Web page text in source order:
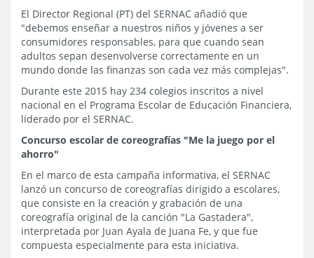
El Director Regional (PT) del SERNAC añadió que
"debemos enseñar a nuestros niños y jóvenes a ser
consumidores responsables, para que cuando sean
adultos sepan desenvolverse correctamente en un
mundo donde las finanzas son cada vez más complejas".
Durante este 2015 hay 234 colegios inscritos a nivel
nacional en el Programa Escolar de Educación Financiera,
liderado por el SERNAC.
Concurso escolar de coreografías "Me la juego por el
ahorro"
En el marco de esta campaña informativa, el SERNAC
lanzó un concurso de coreografías dirigido a escolares,
que consiste en la creación y grabación de una
coreografía original de la canción "La Gastadera",
interpretada por Juan Ayala de Juana Fe, y que fue
compuesta especialmente para esta iniciativa.